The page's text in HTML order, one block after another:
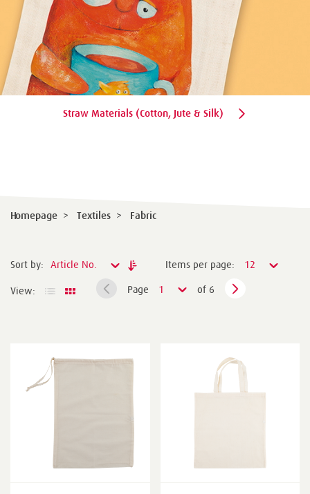
Straw Materials (Cotton, Jute & Silk)
Homepage > Textiles > Fabric
Sort by: Article No. Items per page: 12
View: Page 1 of 6